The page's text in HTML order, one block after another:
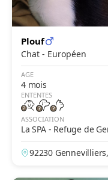
Plouf
Chat - Européen
AGE
4 mois
ENTENTES
ASSOCIATION
La SPA - Refuge de
evilliers – Grammont
92230